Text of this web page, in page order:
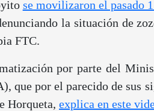
se movilizaron el pasado
la situación de
FTC.
por parte del
que por el parecido de sus
Horqueta, explica en este